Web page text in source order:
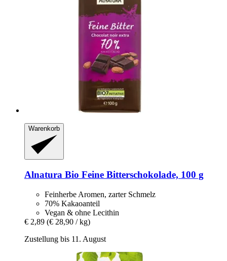
Warenkorb
Alnatura Bio Feine Bitterschokolade, 100 g
Feinherbe Aromen, zarter Schmelz
70% Kakaoanteil
Vegan & ohne Lecithin
€ 2,89 (€ 28,90 / kg)
Zustellung bis 11. August